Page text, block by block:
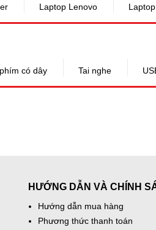
Laptop Lenovo
có dây Tai nghe
HƯỚNG DẪN VÀ CHÍNH
Hướng dẫn mua hàng
Phương thức thanh toán